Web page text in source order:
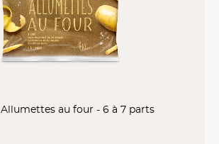
Allumettes au four - 6 à 7 parts